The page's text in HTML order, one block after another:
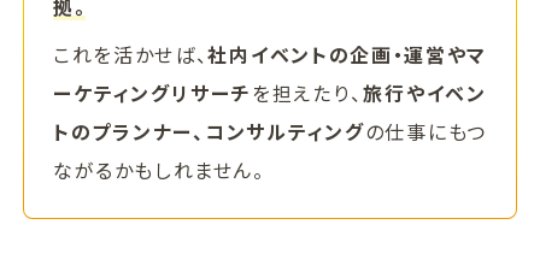
これを活かせば、社内イベントの企画・運営やマ
ーケティングリサーチ を担えたり、 旅行やイベン
トのプランナー、コンサルティングの仕事にもつ
ながるかもしれません。